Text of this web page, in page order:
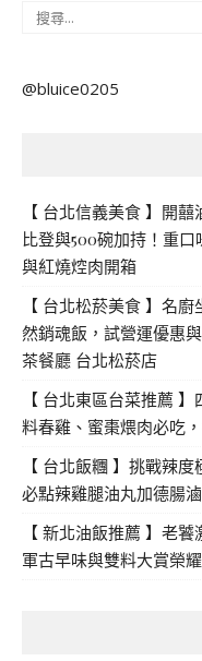
搜
鍵
@bluice0205
【 台北信義美食 】開
比登與500碗加持！重
與紅燒焢肉開箱
【 台北松菸美食 】名
然銷魂飯，試營運優惠
茶餐廳 台北松菸店
【 台北東區台菜推薦
料春雞、蜜棗煨肉必吃
【 台北飯糰 】挑戰辣
必點辣雞腿油丸加德腸
【 新北油飯推薦 】老
軍古早味與雙料大賞榮